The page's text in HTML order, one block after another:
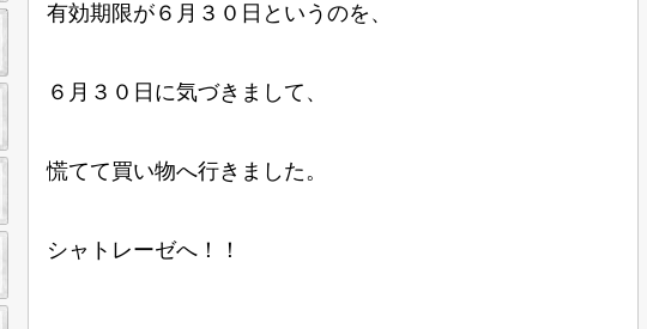
有効期限が６月３０日というのを、
６月３０日に気づきまして、
慌てて買い物へ行きました。
シャトレーゼへ！！